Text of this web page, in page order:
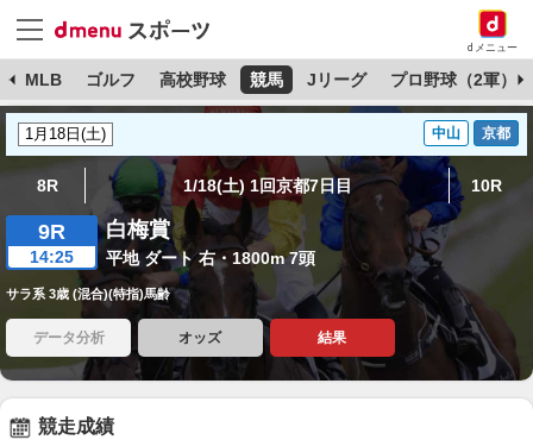
dメニュー
MLB ゴルフ 高校野球 競馬 Jリーグ プロ野球（2軍）
中山 京都
8R 1/18(土) 1回京都7日目 10R
9R
14:25
白梅賞
平地 ダート 右・1800m 7頭
サラ系 3歳 (混合)(特指)馬齢
データ分析 オッズ 結果
競走成績